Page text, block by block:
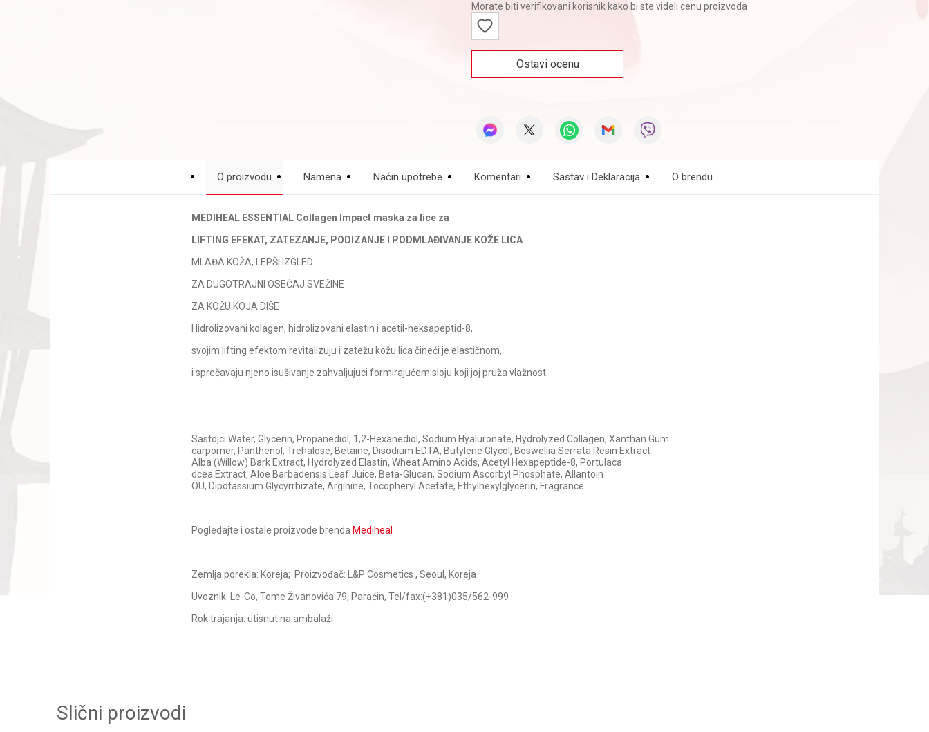
Morate biti verifikovani korisnik kako bi ste videli cenu proizvoda
Ostavi ocenu
O proizvodu Namena Način upotrebe Komentari Sastav i Deklaracija O brendu
MEDIHEAL ESSENTIAL Collagen Impact maska za lice za
LIFTING EFEKAT, ZATEZANJE, PODIZANJE I PODMLAĐIVANJE KOŽE LICA
MLAĐA KOŽA, LEPŠI IZGLED
ZA DUGOTRAJNI OSEĆAJ SVEŽINE
ZA KOŽU KOJA DIŠE
Hidrolizovani kolagen, hidrolizovani elastin i acetil-heksapeptid-8,
svojim lifting efektom revitalizuju i zatežu kožu lica čineći je elastičnom,
i sprečavaju njeno isušivanje zahvaljujuci formirajućem sloju koji joj pruža vlažnost.
Sastojci:Water, Glycerin, Propanediol, 1,2-Hexanediol, Sodium Hyaluronate, Hydrolyzed Collagen, Xanthan Gum
carpomer, Panthenol, Trehalose, Betaine, Disodium EDTA, Butylene Glycol, Boswellia Serrata Resin Extract
Alba (Willow) Bark Extract, Hydrolyzed Elastin, Wheat Amino Acids, Acetyl Hexapeptide-8, Portulaca
dcea Extract, Aloe Barbadensis Leaf Juice, Beta-Glucan, Sodium Ascorbyl Phosphate, Allantoin
OU, Dipotassium Glycyrrhizate, Arginine, Tocopheryl Acetate, Ethylhexylglycerin, Fragrance
Pogledajte i ostale proizvode brenda Mediheal
Zemlja porekla: Koreja; Proizvođač: L&P Cosmetics , Seoul, Koreja
Uvoznik: Le-Co, Tome Živanovića 79, Paraćin, Tel/fax:(+381)035/562-999
Rok trajanja: utisnut na ambalaži
Slični proizvodi